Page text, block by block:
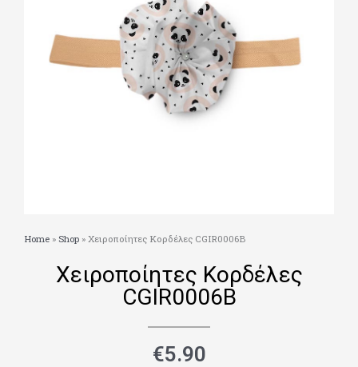
Home » Shop » Χειροποίητες Κορδέλες CGIR0006B
Χειροποίητες Κορδέλες
CGIR0006B
€5.90